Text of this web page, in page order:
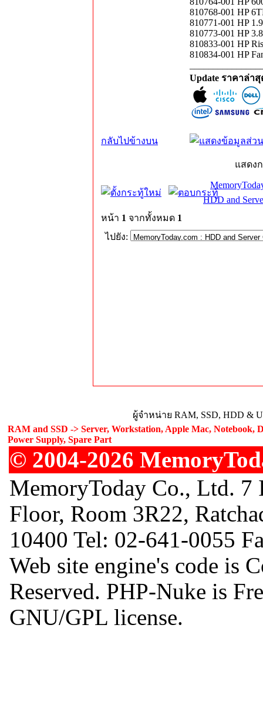
810768-001 HP
810771-001 HP
810773-001 HP
810833-001 HP
810834-001 HP
Update ราคาล่า
กลับไปข้างบน
แสดง
HDD and
หน้า 1 จากทั้งหมด 1
ไปยัง:
ผู้จำหน่าย RAM, SSD, HDD &
RAM and SSD -> Server, Workstation, Apple Mac, Notebook,
Power Supply, Spare Part
© 2004-2026
MemoryToday Co., Ltd.
Floor, Room 3R22,
10400 Tel: 02-641-0055
Web site engine's code is
Reserved. PHP-Nuke is
GNU/GPL license.